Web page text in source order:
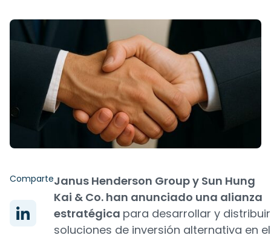
ComparteJanus Henderson Group y Sun Hung
Kai & Co. han anunciado una alianza
estratégica para desarrollar y distribuir
soluciones de inversión alternativa en el